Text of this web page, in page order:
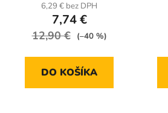
6,29 € bez DPH
7,74 €
12,90 € (–40 %)
DO KOŠÍKA